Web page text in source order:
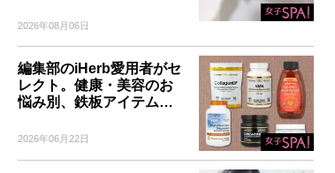
2026年08月06日
編集部のiHerb愛用者がセ
レクト。健康・美容のお
悩み別、鉄板アイテム…
2026年06月22日